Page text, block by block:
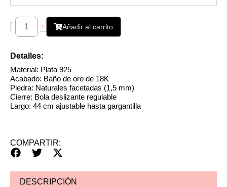
- + Añadir al carrito
Detalles:
Material: Plata 925
Acabado: Baño de oro de 18K
Piedra: Naturales facetadas (1,5 mm)
Cierre: Bola deslizante regulable
Largo: 44 cm ajustable hasta gargantilla
COMPARTIR:
DESCRIPCIÓN